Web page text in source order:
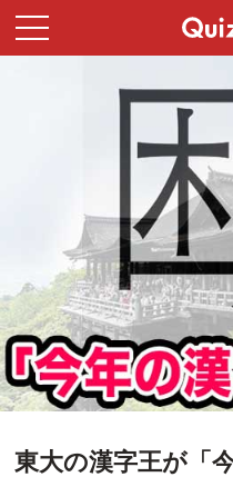
東大の漢字王が「